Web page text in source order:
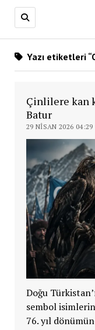
Yazı etiketleri
Çinlilere kan
Batur
29 NISAN 2026 04:29
Doğu
sembol
76. yıl